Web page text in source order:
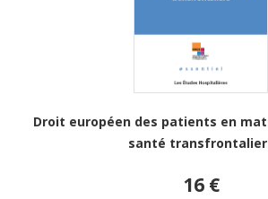
Droit européen des patients en
santé
16 €